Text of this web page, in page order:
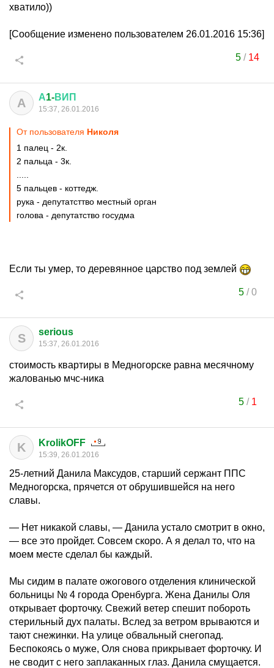
хватило))
[Сообщение изменено пользователем 26.01.2016 15:36]
5 / 14
А А1-ВИП
15:37, 26.01.2016
От пользователя Hиколя
1 палец - 2к.
2 пальца - 3к.
5 пальцев - коттедж.
рука - депутатсттво местный орган
голова - депутатство госудма
Если ты умер, то деревянное царство под землей
5/0
S serious
15:37, 26.01.2016
стоимость квартиры в Медногорске равна месячному
жалованью мчс-ника
5/ 1
K KrolikOFF
15:39, 26.01.2016
25-летний Данила Максудов, старший сержант ППС
Медногорска, прячется от обрушившейся на него
славы.
— Нет никакой славы, — Данила устало смотрит в окно,
— все это пройдет. Совсем скоро. А я делал то, что на
моем месте сделал бы каждый.
Мы сидим в палате ожогового отделения клинической
больницы № 4 города Оренбурга. Жена Данилы Оля
открывает форточку. Свежий ветер спешит побороть
стерильный дух палаты. Вслед за ветром врываются и
тают снежинки. На улице обвальный снегопад.
Беспокоясь о муже, Оля снова прикрывает форточку. И
не сводит с него заплаканных глаз. Данила смущается.